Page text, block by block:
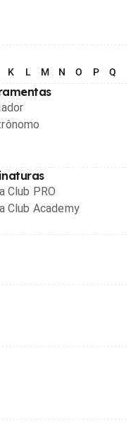
K L M N O P Q
Club PRO
Club Academy